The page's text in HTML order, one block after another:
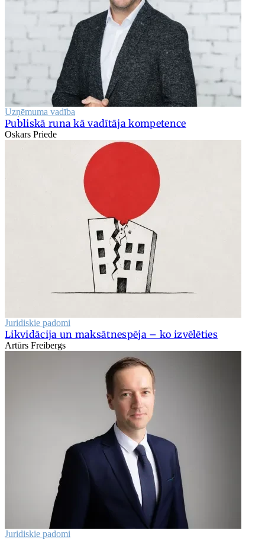
Uzņēmuma vadība
Publiskā runa kā vadītāja kompetence
Oskars Priede
Juridiskie padomi
Likvidācija un maksātnespēja – ko izvēlēties
Artūrs Freibergs
Juridiskie padomi